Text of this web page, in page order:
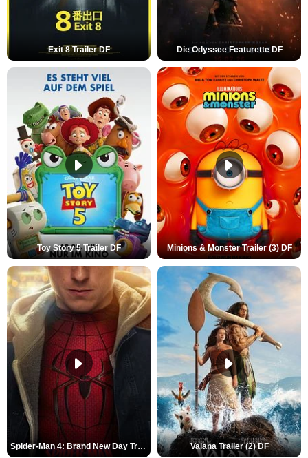
Exit 8 Trailer DF Die Odyssee Featurette DF
Toy Story 5 Trailer DF Minions & Monster Trailer (3) DF
Spider-Man 4: Brand New Day Trailer (3) DF Vaiana Trailer (2) DF